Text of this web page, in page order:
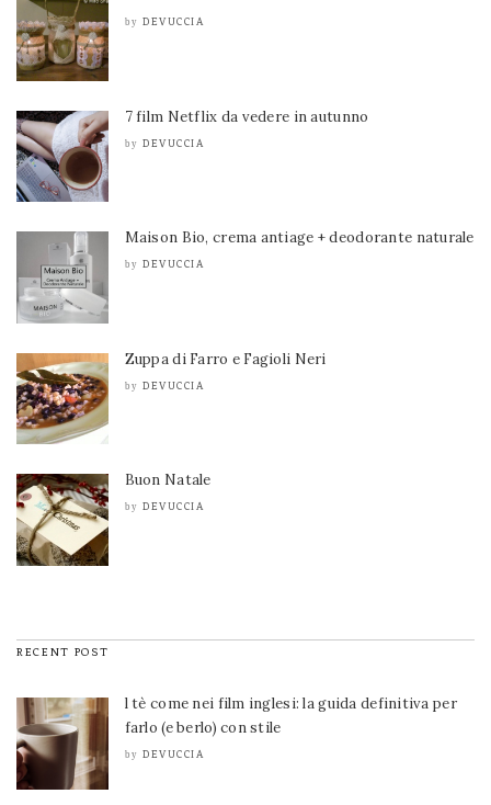
by DEVUCCIA
7 film Netflix da vedere in autunno
by DEVUCCIA
Maison Bio, crema antiage + deodorante naturale
by DEVUCCIA
Zuppa di Farro e Fagioli Neri
by DEVUCCIA
Buon Natale
by DEVUCCIA
RECENT POST
l tè come nei film inglesi: la guida definitiva per
farlo (e berlo) con stile
by DEVUCCIA